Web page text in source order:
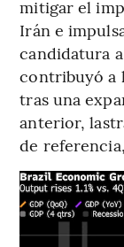
mitigar el
Irán e
candidatura
contribuyó a
tras una
anterior,
de